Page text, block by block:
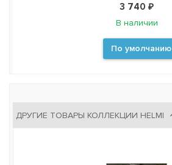
3 740 ₽
В наличии
По умолчанию
ДРУГИЕ ТОВАРЫ КОЛЛЕКЦИИ HELMI